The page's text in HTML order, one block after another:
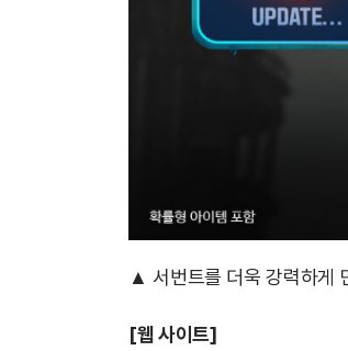
▲ 서번트를 더욱 강력하게
[웹 사이트]